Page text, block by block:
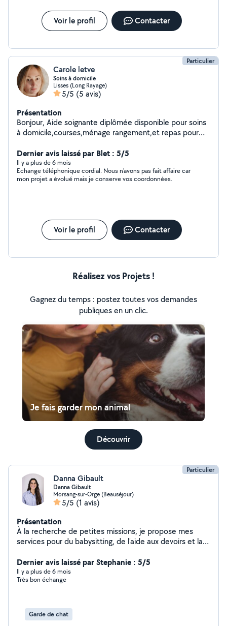
Voir le profil Contacter
Particulier
Carole letve
Soins à domicile
Lisses (Long Rayage)
5/5 (5 avis)
Présentation
Bonjour, Aide soignante diplômée disponible pour soins
à domicile,courses,ménage rangement,et repas pour
services pour m'occuper de vos animaux,promenade.. je
dispose d'un frigidaire avec petit congélateur à la
location. cdlt
Dernier avis laissé par Blet : 5/5
Il y a plus de 6 mois
Echange téléphonique cordial. Nous n'avons pas fait affaire car
mon projet a évolué mais je conserve vos coordonnées.
Voir le profil Contacter
Réalisez vos Projets !
Gagnez du temps : postez toutes vos demandes
publiques en un clic.
Je fais garder mon animal
Découvrir
Particulier
Danna Gibault
Danna Gibault
Morsang-sur-Orge (Beauséjour)
5/5 (1 avis)
Présentation
À la recherche de petites missions, je propose mes
services pour du babysitting, de l'aide aux devoirs et la
à cœur d'offrir un service de qualité en m'adaptant aux
besoins des enfants, des élèves ou des animaux dont j'ai
la charge. Que ce soit pour une soirée, un
mon engagement et ma bienveillance. N'hésitez pas à
me contacter pour plus d'informations !
Dernier avis laissé par Stephanie : 5/5
Il y a plus de 6 mois
Très bon échange
Garde de chat